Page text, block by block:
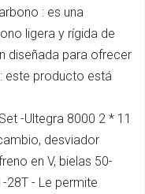
: es una
ligera y rígida de
diseñada para ofrecer
este producto está
-Ultegra 8000 2 * 11
desviador
en V, bielas 50-
28T - Le permite